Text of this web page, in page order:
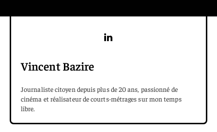
Vincent Bazire
Journaliste citoyen depuis plus de 20 ans, passionné de
cinéma et réalisateur de courts-métrages sur mon temps
libre.